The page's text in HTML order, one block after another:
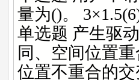
量为()。
单选题 产生驱
同、空间位置
位置不重合的